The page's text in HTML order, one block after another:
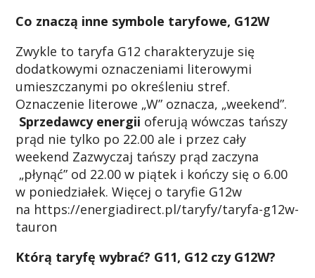
Co znaczą inne symbole taryfowe, G12W
Zwykle to taryfa G12 charakteryzuje się
dodatkowymi oznaczeniami literowymi
umieszczanymi po określeniu stref.
Oznaczenie literowe „W” oznacza, „weekend”.
Sprzedawcy energii oferują wówczas tańszy
prąd nie tylko po 22.00 ale i przez cały
weekend Zazwyczaj tańszy prąd zaczyna
„płynąć” od 22.00 w piątek i kończy się o 6.00
w poniedziałek. Więcej o taryfie G12w
na https://energiadirect.pl/taryfy/taryfa-g12w-
tauron
Którą taryfę wybrać? G11, G12 czy G12W?